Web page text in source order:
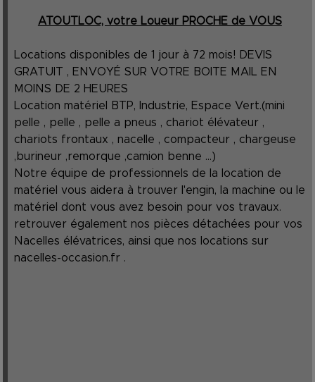
ATOUTLOC, votre Loueur PROCHE de VOUS
Locations disponibles de 1 jour à 72 mois! DEVIS
GRATUIT , ENVOYÉ SUR VOTRE BOITE MAIL EN
MOINS DE 2 HEURES
Location matériel BTP, Industrie, Espace Vert.(mini
pelle , pelle , pelle a pneus , chariot élévateur ,
chariots frontaux , nacelle , compacteur , chargeuse
,burineur ,remorque ,camion benne ...)
Notre équipe de professionnels de la location de
matériel vous aidera à trouver l'engin, la machine ou le
matériel dont vous avez besoin pour vos travaux.
retrouver également nos pièces détachées pour vos
Nacelles élévatrices, ainsi que nos locations sur
nacelles-occasion.fr .